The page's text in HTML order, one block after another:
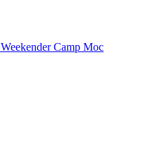
Weekender Camp Moc